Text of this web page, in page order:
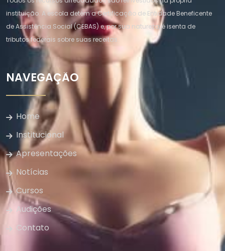
instituição. A escola detém a Certificação de Entidade Beneficente
de Assistência Social (CEBAS) e, por sua natureza, é isenta de
tributos federais sobre suas receitas.
NAVEGAÇÃO
Home
Institucional
Apresentações
Notícias
Cursos
Audições
Contato